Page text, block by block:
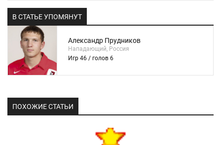
В СТАТЬЕ УПОМЯНУТ
Александр Прудников
Нападающий, Россия
Игр 46 / голов 6
ПОХОЖИЕ СТАТЬИ